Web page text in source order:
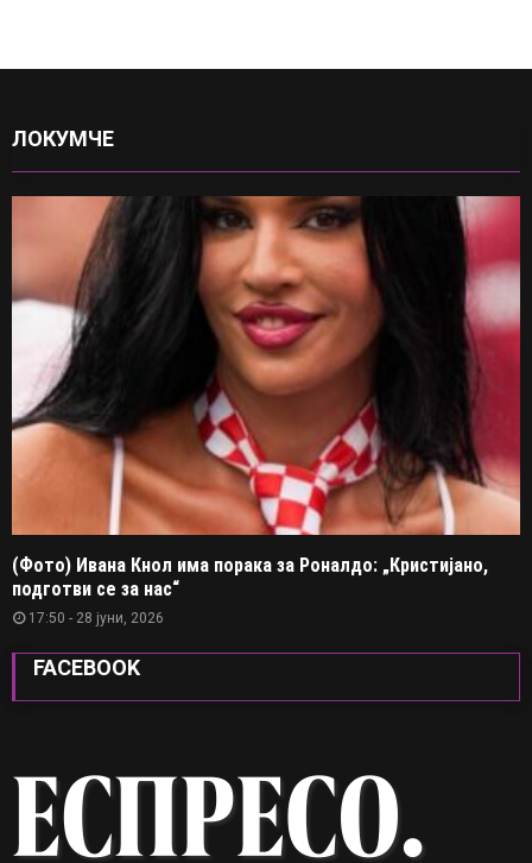
ЛОКУМЧЕ
(Фото) Ивана Кнол има порака за Роналдо: „Кристијано,
подготви се за нас“
17:50 - 28 јуни, 2026
FACEBOOK